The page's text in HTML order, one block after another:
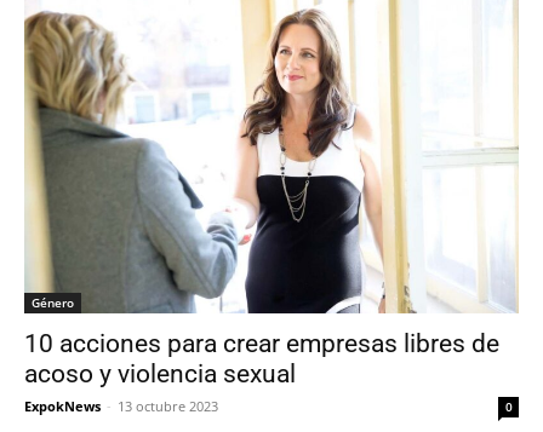
Género
10 acciones para crear empresas libres de
acoso y violencia sexual
ExpokNews - 13 octubre 2023 0